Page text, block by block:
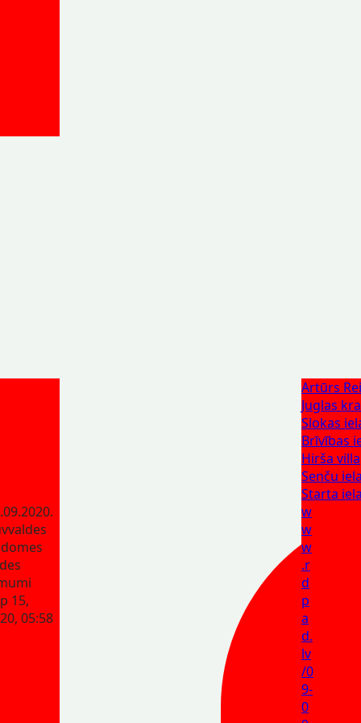
15,
05:58
Artūrs
Juglas
Slokas
Brīvības
Hirša villa
Senču
Starta
w
w
w
.r
d
p
a
d.
lv
/0
9-
0